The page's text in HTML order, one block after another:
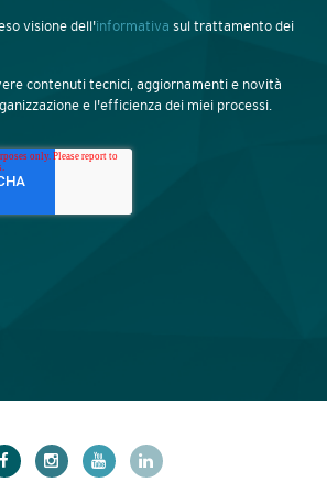
visione dell'informativa sul trattamento dei
contenuti tecnici, aggiornamenti e novità
e l'efficienza dei miei processi.